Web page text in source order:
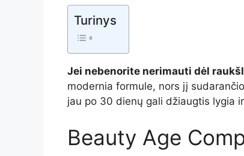
Turinys
Jei nebenorite nerimauti dėl
modernia formule, nors jį
jau po 30 dienų gali džiaugtis lygia
Beauty Age